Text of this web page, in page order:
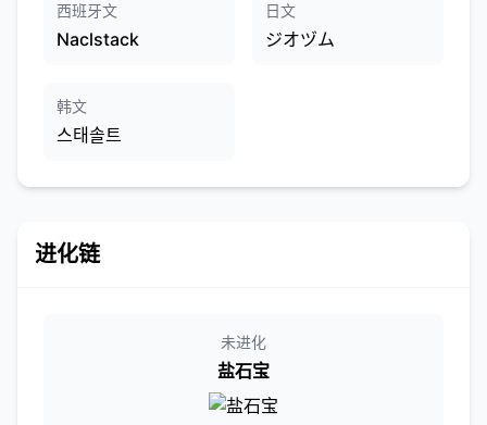
西班牙文
Naclstack
日文
ジオヅム
韩文
스태솔트
进化链
未进化
盐石宝